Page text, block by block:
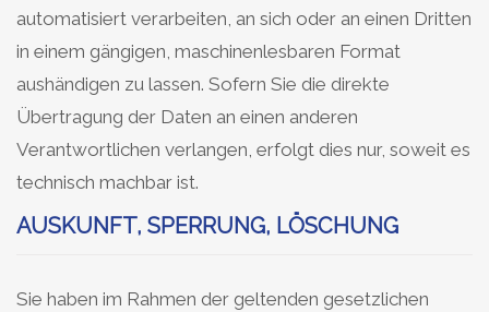
automatisiert verarbeiten, an sich oder an einen Dritten
in einem gängigen, maschinenlesbaren Format
aushändigen zu lassen. Sofern Sie die direkte
Übertragung der Daten an einen anderen
Verantwortlichen verlangen, erfolgt dies nur, soweit es
technisch machbar ist.
AUSKUNFT, SPERRUNG, LÖSCHUNG
Sie haben im Rahmen der geltenden gesetzlichen